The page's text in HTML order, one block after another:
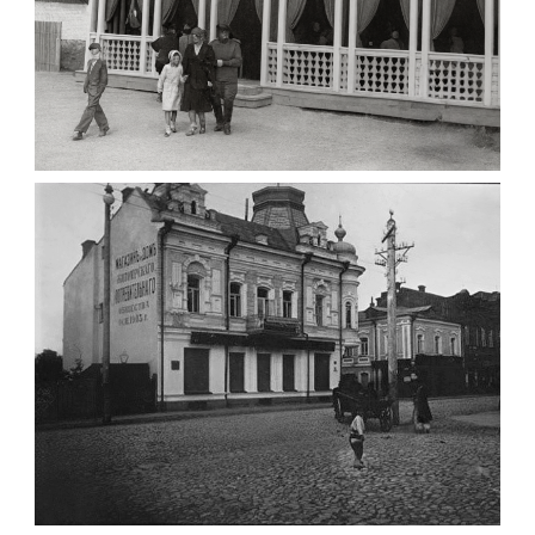
ПАВІЛЬЙОН МОРОЗИВА ЖИТОМИР 1947
Фото Житомир (1945-
1960)
Leave a comment
ФОТО ЖИТОМИРА 1905 ВУЛ.
МИХАЙЛІВСЬКА-СКОРУЛЬСЬКОГО